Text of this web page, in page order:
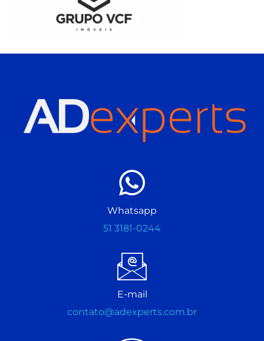
Whatsapp
51 3181-0244
E-mail
contato@adexperts.com.br